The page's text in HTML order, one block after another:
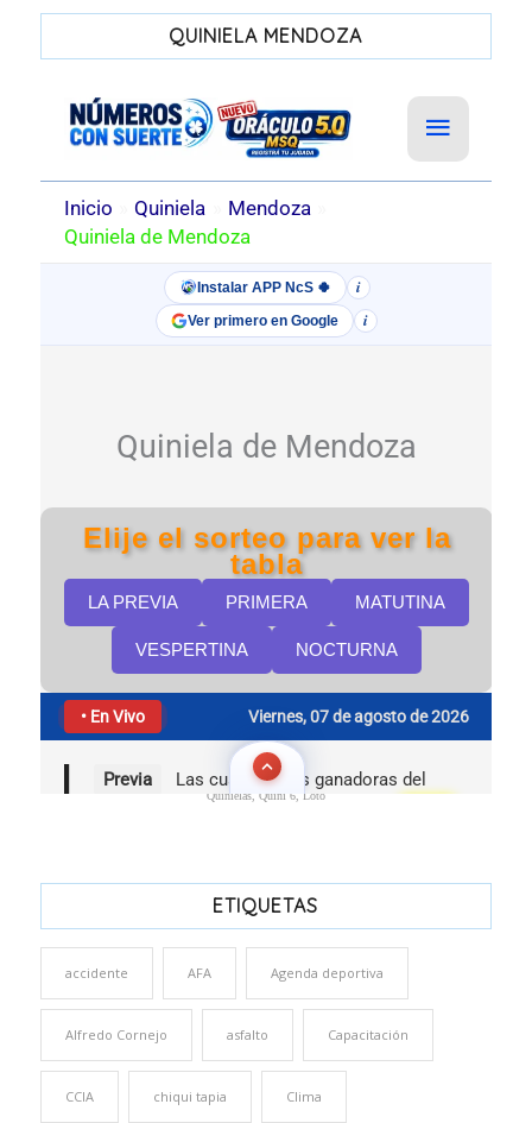
QUINIELA MENDOZA
Quinielas, Quini 6, Loto
ETIQUETAS
accidente AFA Agenda deportiva
Alfredo Cornejo asfalto Capacitación
CCIA chiqui tapia Clima